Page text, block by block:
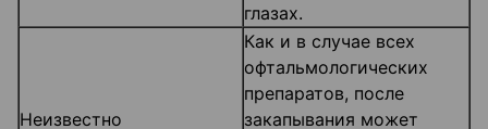
глазах.
Неизвестно
Как и в случае всех
офтальмологических
препаратов, после
закапывания может